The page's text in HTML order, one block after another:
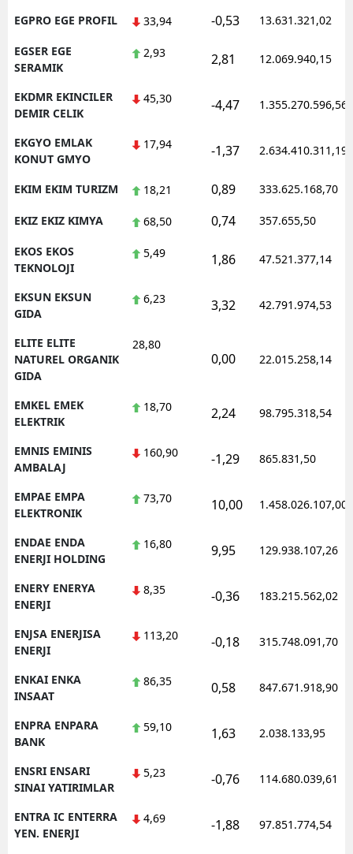
EGPRO EGE PROFIL 33,94 -0,53 13.631.321,02
EGSER EGE
SERAMIK
2,93 2,81 12.069.940,15
EKDMR EKINCILER
DEMIR CELIK
45,30 -4,47 1.355.270.596,56
EKGYO EMLAK
KONUT GMYO
17,94 -1,37 2.634.410.311,19
EKIM EKIM TURIZM 18,21 0,89 333.625.168,70
EKIZ EKIZ KIMYA 68,50 0,74 357.655,50
EKOS EKOS
TEKNOLOJI
5,49 1,86 47.521.377,14
EKSUN EKSUN
GIDA
6,23 3,32 42.791.974,53
ELITE ELITE
NATUREL ORGANIK
GIDA
28,80
0,00 22.015.258,14
EMKEL EMEK
ELEKTRIK
18,70 2,24 98.795.318,54
EMNIS EMINIS
AMBALAJ
160,90 -1,29 865.831,50
EMPAE EMPA
ELEKTRONIK
73,70 10,00 1.458.026.107,00
ENDAE ENDA
ENERJI HOLDING
16,80 9,95 129.938.107,26
ENERY ENERYA
ENERJI
8,35 -0,36 183.215.562,02
ENJSA ENERJISA
ENERJI
113,20 -0,18 315.748.091,70
ENKAI ENKA
INSAAT
86,35 0,58 847.671.918,90
ENPRA ENPARA
BANK
59,10 1,63 2.038.133,95
ENSRI ENSARI
SINAI YATIRIMLAR
5,23 -0,76 114.680.039,61
ENTRA IC ENTERRA
YEN. ENERJI
4,69 -1,88 97.851.774,54